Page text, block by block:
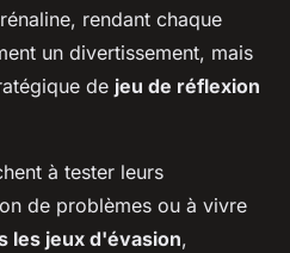
rendant chaque
un divertissement, mais
de jeu de réflexion
à tester leurs
de problèmes ou à vivre
les jeux d'évasion,